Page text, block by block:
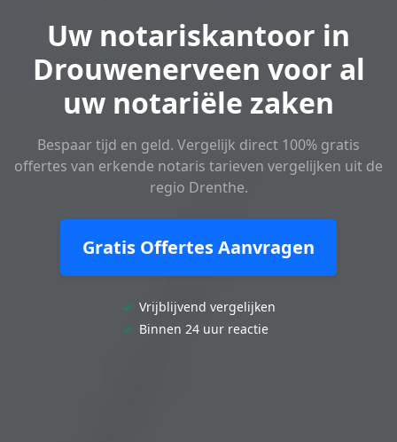
Uw notariskantoor in
Drouwenerveen voor al
uw notariële zaken
Bespaar tijd en geld. Vergelijk direct 100% gratis
offertes van erkende notaris tarieven vergelijken uit de
regio Drenthe.
Gratis Offertes Aanvragen
✓ Vrijblijvend vergelijken
✓ Binnen 24 uur reactie